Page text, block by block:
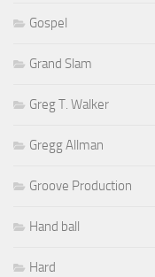
Gospel
Grand Slam
Greg T. Walker
Gregg Allman
Groove Production
Hand ball
Hard